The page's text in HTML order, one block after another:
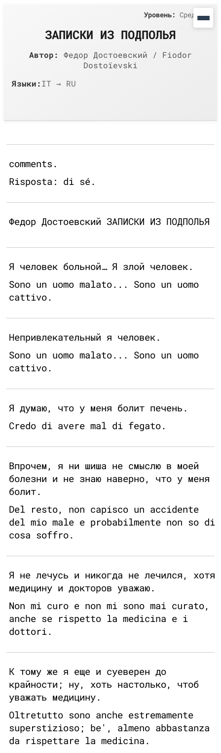
ЗАПИСКИ ИЗ ПОДПОЛЬЯ
Автор:
Федор Достоевский / Fiodor
Dostoïevski
Языки:IT → RU
Уровень: Средний
comments.
Risposta: di sé.
Федор Достоевский ЗАПИСКИ ИЗ ПОДПОЛЬЯ
Я человек больной… Я злой человек.
Sono un uomo malato... Sono un uomo
cattivo.
Непривлекательный я человек.
Sono un uomo malato... Sono un uomo
cattivo.
Я думаю, что у меня болит печень.
Credo di avere mal di fegato.
Впрочем, я ни шиша не смыслю в моей
болезни и не знаю наверно, что у меня
болит.
Del resto, non capisco un accidente
del mio male e probabilmente non so di
cosa soffro.
Я не лечусь и никогда не лечился, хотя
медицину и докторов уважаю.
Non mi curo e non mi sono mai curato,
anche se rispetto la medicina e i
dottori.
К тому же я еще и суеверен до
крайности; ну, хоть настолько, чтоб
уважать медицину.
Oltretutto sono anche estremamente
superstizioso; be', almeno abbastanza
da rispettare la medicina.